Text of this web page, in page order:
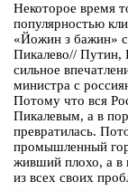
Некоторое время
популярностью
«Йожин з бажин»
Пикалево// Путин,
сильное
министра с
Потому что вся
Пикалевым, а в
превратилась.
промышленный
живший плохо, а в
из всех своих